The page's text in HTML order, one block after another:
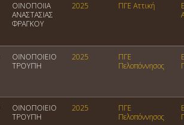
ΟΙΝΟΠΟΙΙΑ
ΑΝΑΣΤΑΣΙΑΣ
ΦΡΑΓΚΟΥ
2025 ΠΓΕ Αττική
ΟΙΝΟΠΟΙΕΙΟ
ΤΡΟΥΠΗ
2025
ΠΓΕ
Πελοπόννησος
ΟΙΝΟΠΟΙΕΙΟ
ΤΡΟΥΠΗ
2025
ΠΓΕ
Πελοπόννησος